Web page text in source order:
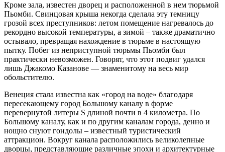
Кроме зала, известен дворец и расположенной в нем тюрьмой
Пьомби. Свинцовая крыша некогда сделала эту темницу
грозой всех преступников: летом помещение нагревалось до
рекордно высокой температуры, а зимой – также драматично
остывало, превращая нахождение в тюрьме в настоящую
пытку. Побег из неприступной тюрьмы Пьомби был
практически невозможен. Говорят, что этот подвиг удался
лишь Джакомо Казанове — знаменитому на весь мир
обольстителю.
Венеция стала известна как «город на воде» благодаря
пересекающему город Большому каналу в форме
перевернутой литеры S длиной почти в 4 километра. По
Большому каналу, как и по другим каналам города, денно и
нощно снуют гондолы – известный туристический
аттракцион. Вокруг канала расположились великолепные
дворцы, представляющие различные эпохи и архитектурные